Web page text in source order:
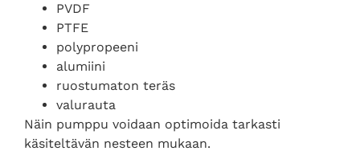
PVDF
PTFE
polypropeeni
alumiini
ruostumaton teräs
valurauta
Näin pumppu voidaan optimoida tarkasti
käsiteltävän nesteen mukaan.